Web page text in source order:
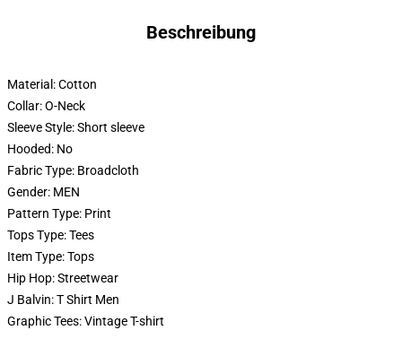
Beschreibung
Material:Cotton
Collar:O-Neck
Sleeve Style:Short sleeve
Hooded: No
Fabric Type: Broadcloth
Gender: MEN
Pattern Type: Print
Tops Type:Tees
Item Type:Tops
Hip Hop:Streetwear
J Balvin:T Shirt Men
Graphic Tees:Vintage T-shirt